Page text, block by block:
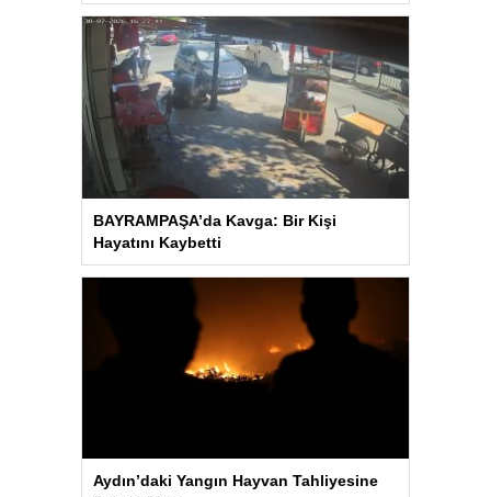
BAYRAMPAŞA’da Kavga: Bir Kişi
Hayatını Kaybetti
Aydın’daki Yangın Hayvan Tahliyesine